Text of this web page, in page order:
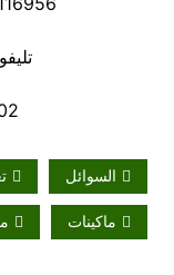
تليفون
002 كود
السوائل
ماكينات